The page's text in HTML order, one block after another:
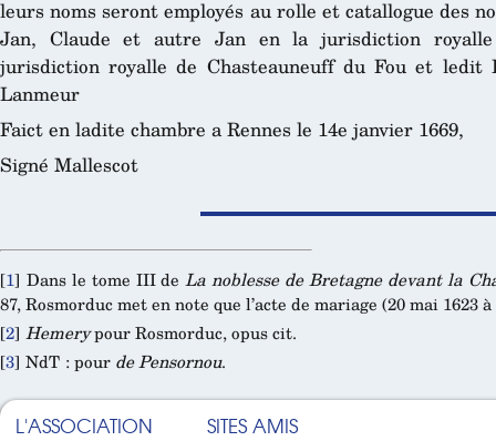
leurs noms seront employés au rolle et catallogue des
Jan, Claude et autre Jan en la jurisdiction
jurisdiction royalle de Chasteauneuff du Fou et
Lanmeur
Faict en ladite chambre a Rennes le 14e janvier 1669,
Signé Mallescot
[1] Dans le tome III deLa noblesse de Bretagne devant la
87, Rosmorduc met en note que l’acte de mariage (20 mai
[2] Hemerypour Rosmorduc, opus cit.
[3] NdT : pour de Pensornou.
L'ASSOCIATION SITES AMIS